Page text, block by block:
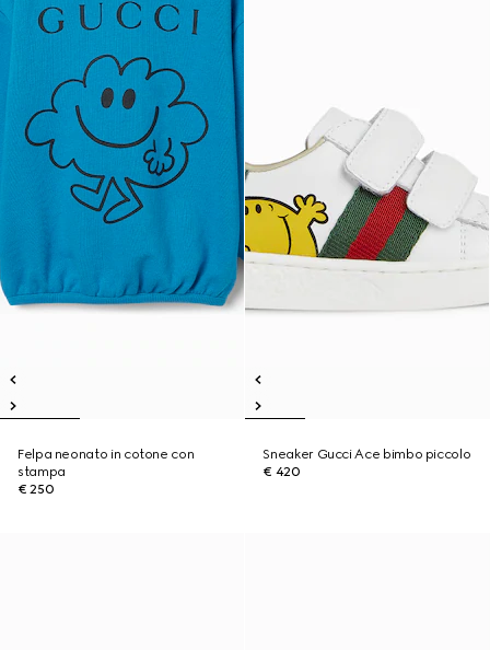
Felpa neonato in cotone con
stampa
€ 250
Sneaker Gucci Ace bimbo piccolo
€ 420